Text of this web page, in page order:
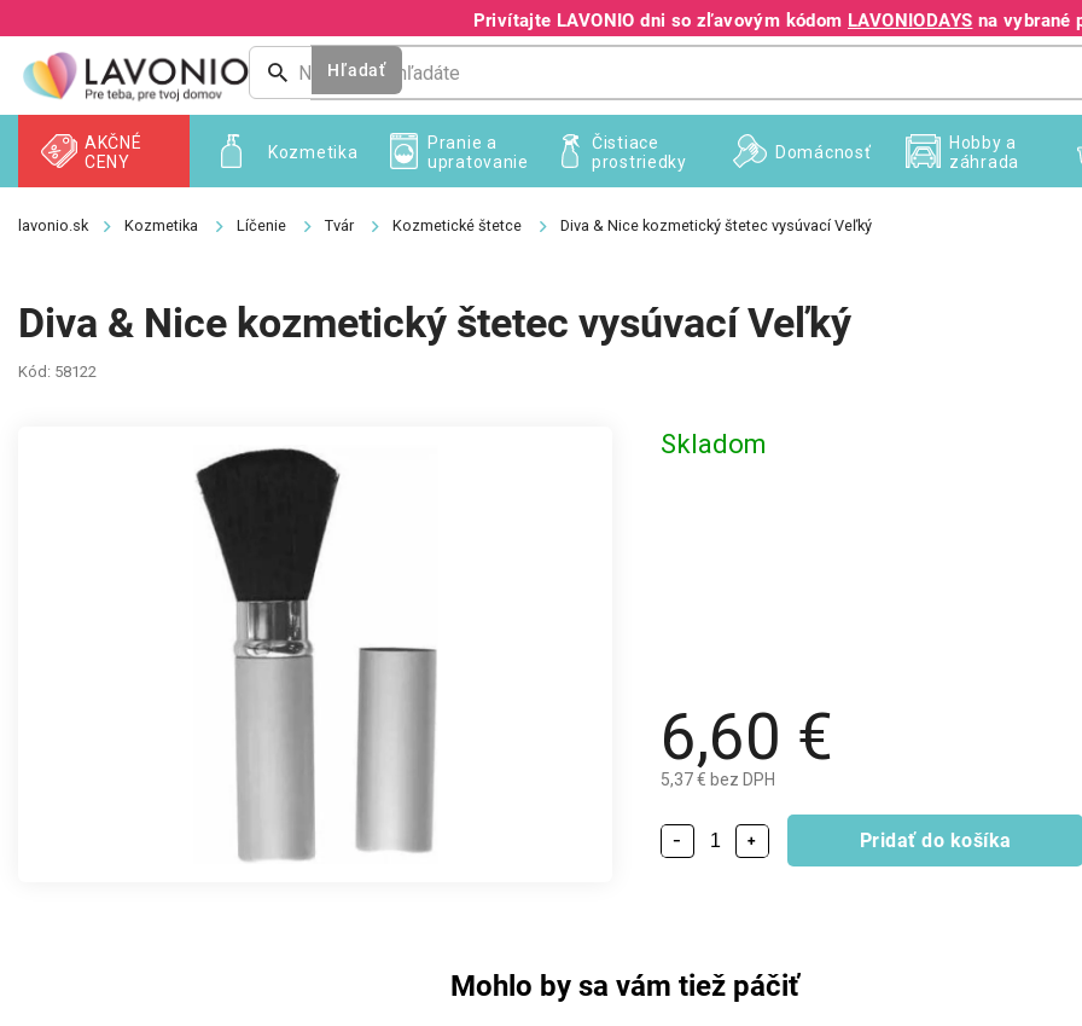
na
obsah
Privítajte LAVONIO dni so zľavovým kódom LAVONIODAYS na vybrané
+421 940 995 209
Hľadať
Kozmetika
AKČNÉ
CENY
Pranie a
upratovanie
Čistiace
prostriedky
Domácnosť
Hobby a
záhrada
Kozmetika Líčenie Tvár Kozmetické štetce Diva & Nice kozmetický štetec vysúvací Veľký
Diva & Nice kozmetický štetec vysúvací Veľký
Kód: 58122
6,60 €
5,37 € bez DPH
Skladom
+
− Pridať do košíka
Mohlo by sa vám tiež páčiť